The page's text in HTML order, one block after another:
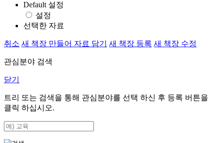
Default 설정
설정
선택한 자료
취소 새 책장 만들어 자료 담기 새 책장 등록 새 책장 수정
관심분야 검색
닫기
트리 또는 검색을 통해 관심분야를 선택 하신 후 등록 버튼을
클릭 하십시오.